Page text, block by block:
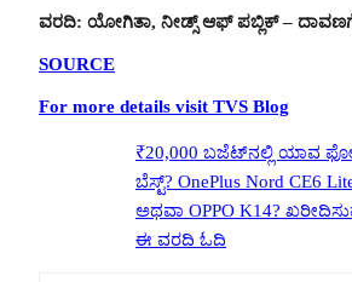
ವರದಿ: ಯೋಗಿತಾ, ನೀಡ್ಸ್ ಆಫ್ ಪಬ್ಲಿಕ್ –
SOURCE
For more details visit TVS Blog
₹20,000 ಬಜೆಟ್‌ನಲ್ಲಿ ಯಾವ
ಬೆಸ್ಟ್? OnePlus Nord CE6
ಅಥವಾ OPPO K14?
ಈ ವರದಿ ಓದಿ